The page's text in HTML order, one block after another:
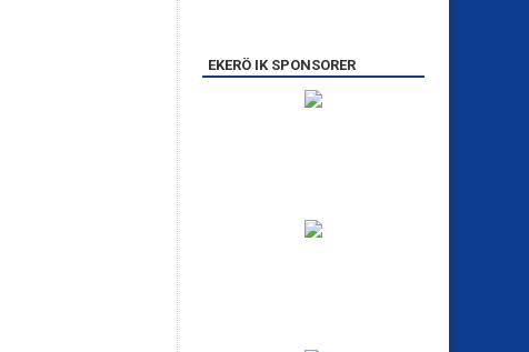
EKERÖ IK SPONSORER